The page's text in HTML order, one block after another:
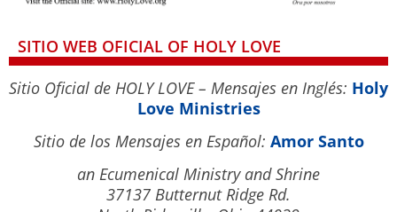
SITIO WEB OFICIAL OF HOLY LOVE
Sitio Oficial de HOLY LOVE – Mensajes en Inglés: Holy
Love Ministries
Sitio de los Mensajes en Español: Amor Santo
an Ecumenical Ministry and Shrine
37137 Butternut Ridge Rd.